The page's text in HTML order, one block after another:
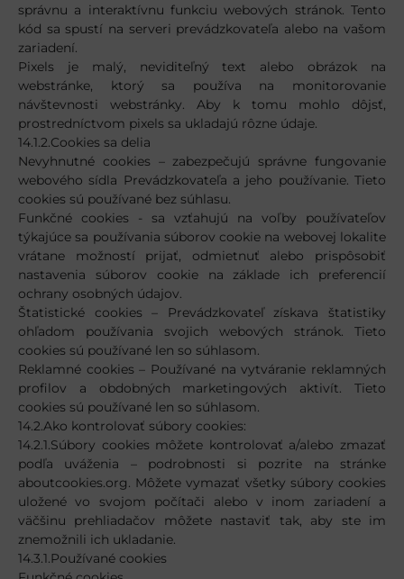
správnu a interaktívnu funkciu webových stránok. Tento
kód sa spustí na serveri prevádzkovateľa alebo na vašom
zariadení.
Pixels je malý, neviditeľný text alebo obrázok na
webstránke, ktorý sa používa na monitorovanie
návštevnosti webstránky. Aby k tomu mohlo dôjsť,
prostredníctvom pixels sa ukladajú rôzne údaje.
14.1.2.Cookies sa delia
Nevyhnutné cookies – zabezpečujú správne fungovanie
webového sídla Prevádzkovateľa a jeho používanie. Tieto
cookies sú používané bez súhlasu.
Funkčné cookies - sa vzťahujú na voľby používateľov
týkajúce sa používania súborov cookie na webovej lokalite
vrátane možností prijať, odmietnuť alebo prispôsobiť
nastavenia súborov cookie na základe ich preferencií
ochrany osobných údajov.
Štatistické cookies – Prevádzkovateľ získava štatistiky
ohľadom používania svojich webových stránok. Tieto
cookies sú používané len so súhlasom.
Reklamné cookies – Používané na vytváranie reklamných
profilov a obdobných marketingových aktivít. Tieto
cookies sú používané len so súhlasom.
14.2.Ako kontrolovať súbory cookies:
14.2.1.Súbory cookies môžete kontrolovať a/alebo zmazať
podľa uváženia – podrobnosti si pozrite na stránke
aboutcookies.org. Môžete vymazať všetky súbory cookies
uložené vo svojom počítači alebo v inom zariadení a
väčšinu prehliadačov môžete nastaviť tak, aby ste im
znemožnili ich ukladanie.
14.3.1.Používané cookies